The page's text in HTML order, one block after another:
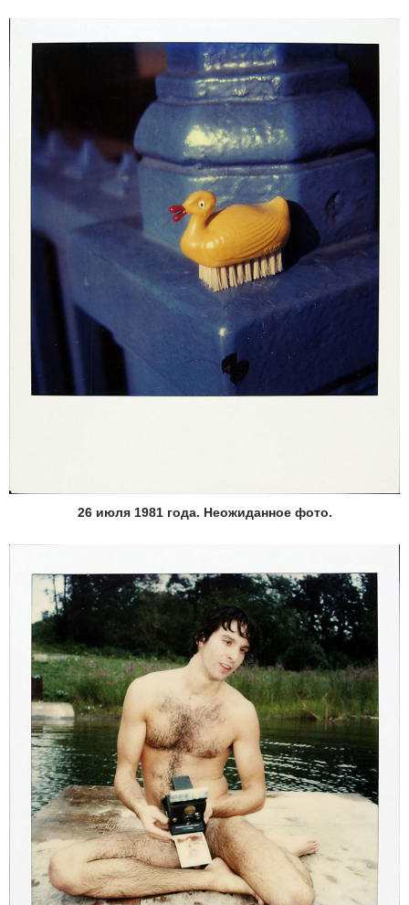
26 июля 1981 года. Неожиданное фото.